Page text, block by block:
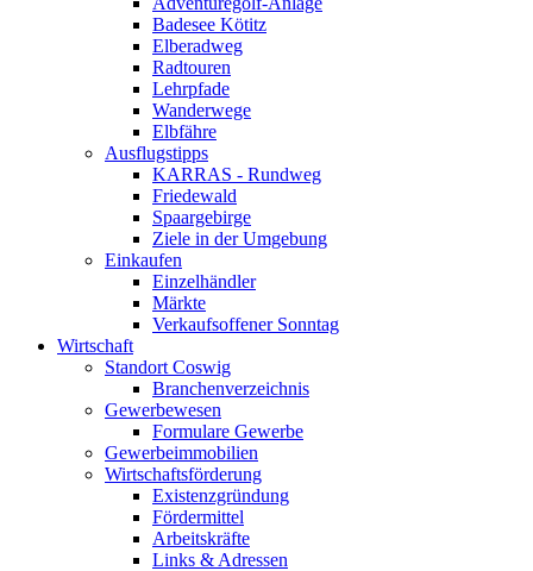
Badesee Kötitz
Elberadweg
Radtouren
Lehrpfade
Wanderwege
Elbfähre
Ausflugstipps
KARRAS - Rundweg
Friedewald
Spaargebirge
Ziele in der Umgebung
Einkaufen
Einzelhändler
Märkte
Verkaufsoffener Sonntag
Wirtschaft
Standort Coswig
Branchenverzeichnis
Gewerbewesen
Formulare Gewerbe
Gewerbeimmobilien
Wirtschaftsförderung
Existenzgründung
Fördermittel
Arbeitskräfte
Links & Adressen